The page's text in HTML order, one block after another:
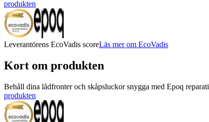
produkten
Leverantörens EcoVadis scoreLäs mer om EcoVadis
Kort om produkten
Behåll dina lådfronter och skåpsluckor snygga med Epoq
produkten